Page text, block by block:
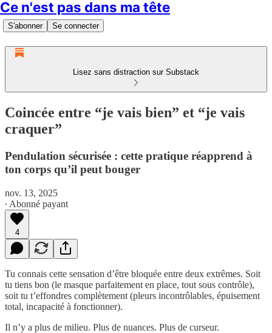
Ce n'est pas dans ma tête
S'abonner Se connecter
Lisez sans distraction sur Substack
Coincée entre “je vais bien” et “je vais
craquer”
Pendulation sécurisée : cette pratique réapprend à
ton corps qu’il peut bouger
nov. 13, 2025
∙ Abonné payant
4
Tu connais cette sensation d’être bloquée entre deux extrêmes. Soit
tu tiens bon (le masque parfaitement en place, tout sous contrôle),
soit tu t’effondres complètement (pleurs incontrôlables, épuisement
total, incapacité à fonctionner).
Il n’y a plus de milieu. Plus de nuances. Plus de curseur.